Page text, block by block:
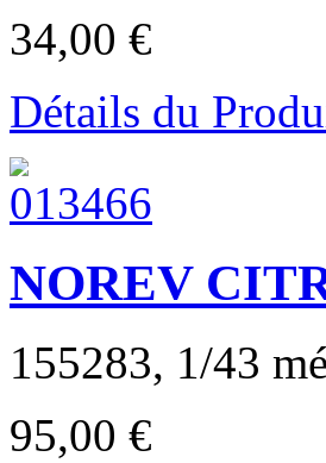
34,00 €
Détails du
NOREV
155283, 1/43
95,00 €